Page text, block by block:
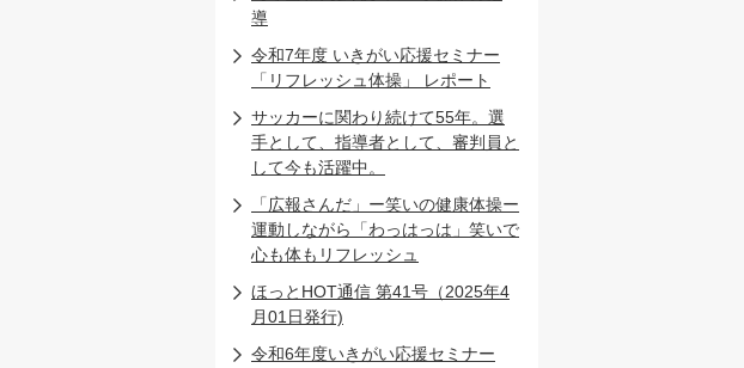
導
令和7年度 いきがい応援セミナー
「リフレッシュ体操」 レポート
サッカーに関わり続けて55年。選
手として、指導者として、審判員と
して今も活躍中。
「広報さんだ」ー笑いの健康体操ー
運動しながら「わっはっは」笑いで
心も体もリフレッシュ
ほっとHOT通信 第41号（2025年4
月01日発行)
令和6年度いきがい応援セミナー